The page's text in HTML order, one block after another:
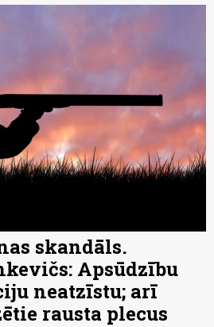
skandāls.
Apsūdzību
neatzīstu; arī
rausta plecus